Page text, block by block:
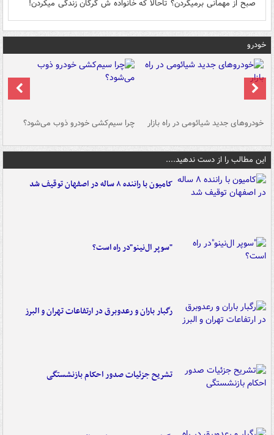
صبح از مهمانی برمیگردن؟ تاحالا که خانواده ش گرگان زندگی میکردن!
خودرو
خودروهای جدید شیائومی در راه بازار چرا سیم‌کشی خودرو ذوب می‌شود؟
این مطالب را از دست ندهید....
کامیون با راننده ۸ ساله در اصفهان توقیف شد
"سوپر ال‌نینو"در راه است؟
رگبار باران و رعدوبرق در ارتفاعات تهران و البرز
تشریح جزئیات صدور احکام بازنشستگی